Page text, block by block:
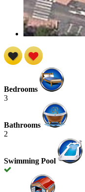
Bedrooms
3
Bathrooms
2
Swimming Pool